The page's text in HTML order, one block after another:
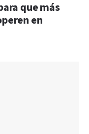
que más
en